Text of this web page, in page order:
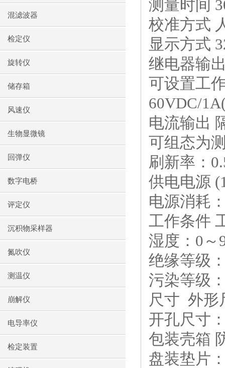
混滤波器
检定仪
旋转仪
储存箱
风速仪
生物显微镜
回弹仪
数字电桥
评定仪
沉积物采样器
氮吹仪
测温仪
崩解仪
电导率仪
检定装置
测量时间
校准方式
显示方式
继电器输
可设置工
60VDC/
电流输出
可组态为
刷新率：
供电电源
电源消耗
工作条件
湿度：0～
绝缘等级
污染等级
尺寸 外形
开孔尺寸
包装壳箱
盘装垫片